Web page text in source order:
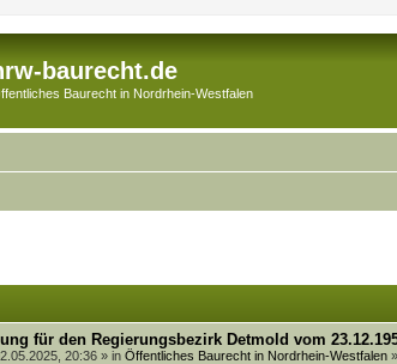
baurecht.de
Baurecht in Nordrhein-Westfalen
für den Regierungsbezirk Detmold vom
20:36 » in Öffentliches Baurecht in Nordrhein-Westfalen »